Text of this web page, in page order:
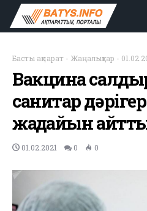
Басты ақпарат - Жаңалықтар -
Вакцина
санитар
жағдайын
01.02.2021 0 0